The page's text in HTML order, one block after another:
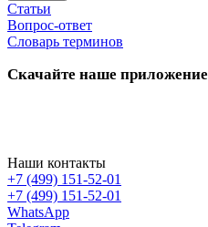
Статьи
Вопрос-ответ
Словарь терминов
Скачайте наше приложение
Наши контакты
+7 (499) 151-52-01
+7 (499) 151-52-01
WhatsApp